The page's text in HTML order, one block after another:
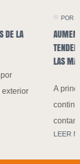
DEGRADABLES: LA
TECNOLÓGICA
fortalecido
control de la